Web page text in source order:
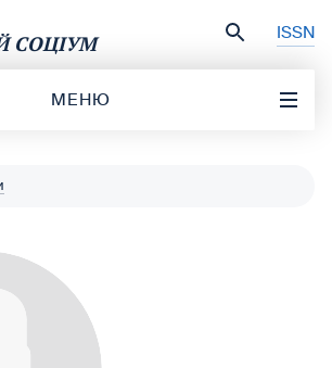
СОЦІУМ ISSN
МЕНЮ